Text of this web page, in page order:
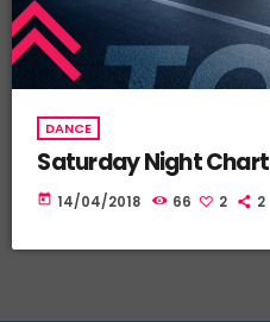
DANCE
Saturday Night Chart
today 14/04/2018 66 2 2